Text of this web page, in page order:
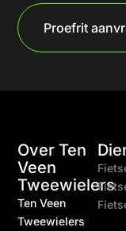
Proefrit
Over Ten
Veen
Tweewielers
Ten Veen
Tweewielers